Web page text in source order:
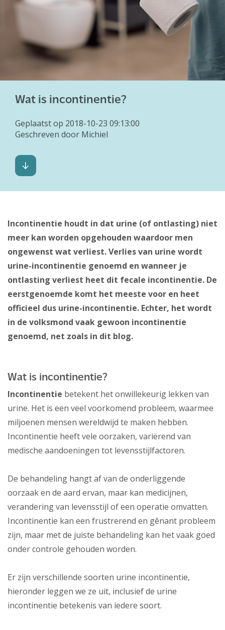
Abonnement
Wat is incontinentie?
Geplaatst op 2018-10-23 09:13:00
Geschreven door Michiel
Incontinentie houdt in dat urine (of ontlasting) niet
meer kan worden opgehouden waardoor men
ongewenst wat verliest. Verlies van urine wordt
urine-incontinentie genoemd en wanneer je
ontlasting verliest heet dit fecale incontinentie. De
eerstgenoemde komt het meeste voor en heet
officieel dus urine-incontinentie. Echter, het wordt
in de volksmond vaak gewoon incontinentie
genoemd, net zoals in dit blog.
Wat is incontinentie?
Incontinentie betekent het onwillekeurig lekken van
urine. Het is een veel voorkomend probleem, waarmee
miljoenen mensen wereldwijd te maken hebben.
Incontinentie heeft vele oorzaken, variërend van
medische aandoeningen tot levensstijlfactoren.
De behandeling hangt af van de onderliggende
oorzaak en de aard ervan, maar kan medicijnen,
verandering van levensstijl of een operatie omvatten.
Incontinentie kan een frustrerend en gênant probleem
zijn, maar met de juiste behandeling kan het vaak goed
onder controle gehouden worden.
Er zijn verschillende soorten urine incontinentie,
hieronder leggen we ze uit, inclusief de urine
incontinentie betekenis van iedere soort.